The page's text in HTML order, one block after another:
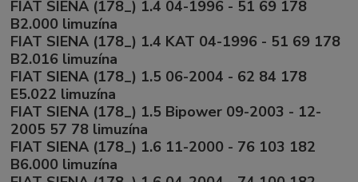
FIAT SIENA (178_) 1.4 04-1996 - 51 69 178
B2.000 limuzína
FIAT SIENA (178_) 1.4 KAT 04-1996 - 51 69 178
B2.016 limuzína
FIAT SIENA (178_) 1.5 06-2004 - 62 84 178
E5.022 limuzína
FIAT SIENA (178_) 1.5 Bipower 09-2003 - 12-
2005 57 78 limuzína
FIAT SIENA (178_) 1.6 11-2000 - 76 103 182
B6.000 limuzína